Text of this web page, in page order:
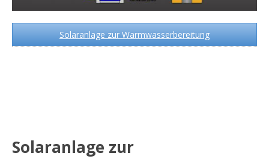
Solaranlage zur Warmwasserbereitung
Solaranlage zur